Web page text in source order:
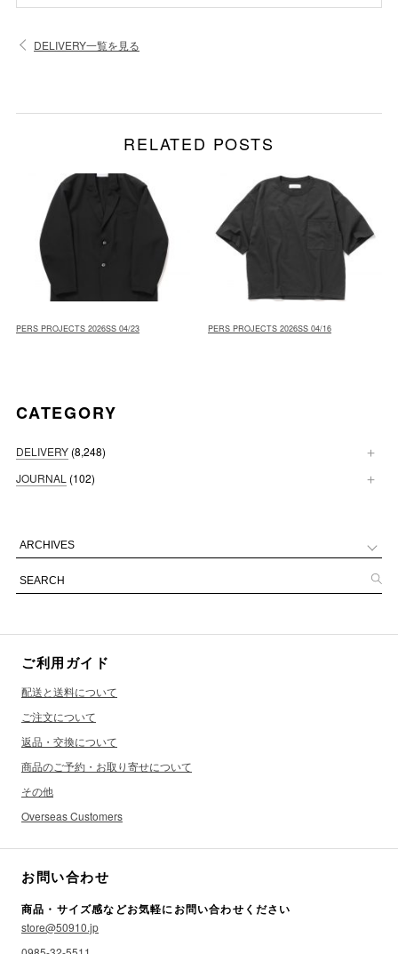
DELIVERY一覧を見る
RELATED POSTS
PERS PROJECTS 2026SS 04/23 PERS PROJECTS 2026SS 04/16
CATEGORY
DELIVERY (8,248)
JOURNAL (102)
ご利用ガイド
配送と送料について
ご注文について
返品・交換について
商品のご予約・お取り寄せについて
その他
Overseas Customers
お問い合わせ
商品・サイズ感などお気軽にお問い合わせください
store@50910.jp